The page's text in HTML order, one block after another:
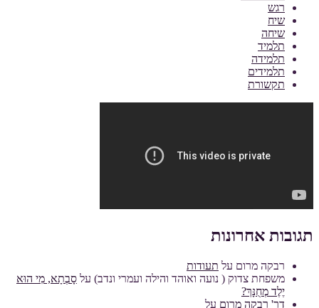
רגש
שיח
שיחה
תלמיד
תלמידה
תלמידים
תקשורת
תגובות אחרונות
רבקה מרום על תעודות
משפחת צדוק ( נועה ואוהד והילה ועמרי ונדב) על סָבְתָא, מִי הוּא
יֶלֶד מְחֻנָּךְ?
דר' רבקה מרום על